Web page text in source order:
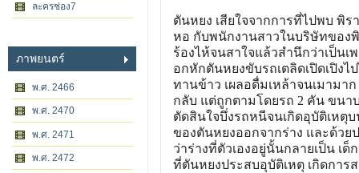
ละครช่อง7
ภาพยนตร์
พ.ศ. 2466
พ.ศ. 2470
พ.ศ. 2471
พ.ศ. 2472
ตันหยง เสียใจจากการที่ไปพบ พิ
หอ กับพนักงานสาวในบริษัทของ
ร้องไห้จนสาใจแล้วสำนึกว่าเป็น
อกหักตันหยงขับรถเตลิดเปิดเปิง
ทานข้าว เผลอดื่มเหล้าจนเมาม
กลับ แต่ถูกตามโดยรถ 2 คัน ขน
ตัดสินใจบึ่งรถหนีจนเกิดอุบัติเห
ของตันหยงออกจากร่าง และด้ว
ว่าร่างที่ตัวเองอยู่นั้นกลายเป็น เ
ที่ตันหยงประสบอุบัติเหตุ เกิดกา